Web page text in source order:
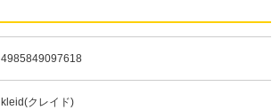
4985849097618
kleid(クレイド)